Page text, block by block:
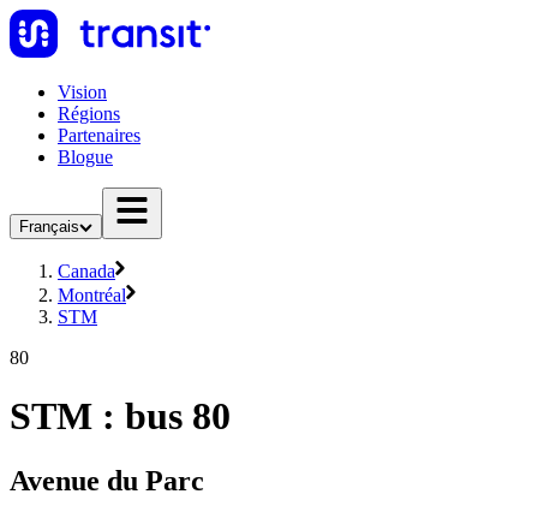
Vision
Régions
Partenaires
Blogue
Français
Canada
Montréal
STM
80
STM : bus 80
Avenue du Parc